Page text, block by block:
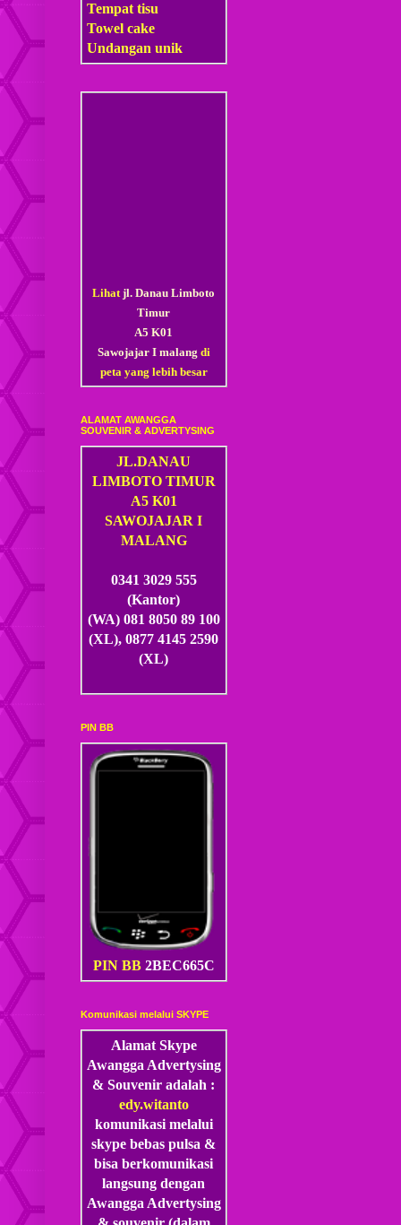
Tempat tisu
Towel cake
Undangan unik
Lihatjl. Danau Limboto
Timur
A5 K01
Sawojajar I malang di
peta yang lebih besar
ALAMAT AWANGGA
SOUVENIR & ADVERTYSING
JL.DANAU
LIMBOTO TIMUR
A5 K01
SAWOJAJAR I
MALANG
0341 3029 555
(Kantor)
(WA) 081 8050 89 100
(XL), 0877 4145 2590
(XL)
PIN BB
PIN BB 2BEC665C
Komunikasi melalui SKYPE
Alamat Skype
Awangga Advertysing
& Souvenir adalah :
edy.witanto
komunikasi melalui
skype bebas pulsa &
bisa berkomunikasi
langsung dengan
Awangga Advertysing